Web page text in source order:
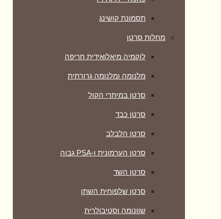
תסמונת קושינג
מחלות סרטן
לוקמיה מיאלואידית חריפה
מלנומה ומלנומה גרורתית
סרטן במיתרי הקול
סרטן כבד
סרטן הלבלב
סרטן הערמונית ו-PSA גבוה
סרטן השד
סרטן שלפוחית השתן
שוונומה וסטיבולרית